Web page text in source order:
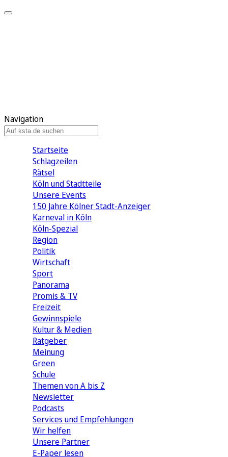
Navigation
Startseite
Schlagzeilen
Rätsel
Köln und Stadtteile
Unsere Events
150 Jahre Kölner Stadt-Anzeiger
Karneval in Köln
Köln-Spezial
Region
Politik
Wirtschaft
Sport
Panorama
Promis & TV
Freizeit
Gewinnspiele
Kultur & Medien
Ratgeber
Meinung
Green
Schule
Themen von A bis Z
Newsletter
Podcasts
Services und Empfehlungen
Wir helfen
Unsere Partner
E-Paper lesen